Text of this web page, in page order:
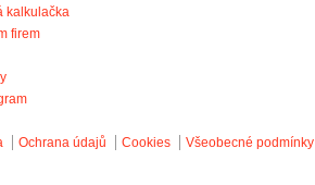
kalkulačka
firem
Ochrana údajů Cookies Všeobecné podmínky